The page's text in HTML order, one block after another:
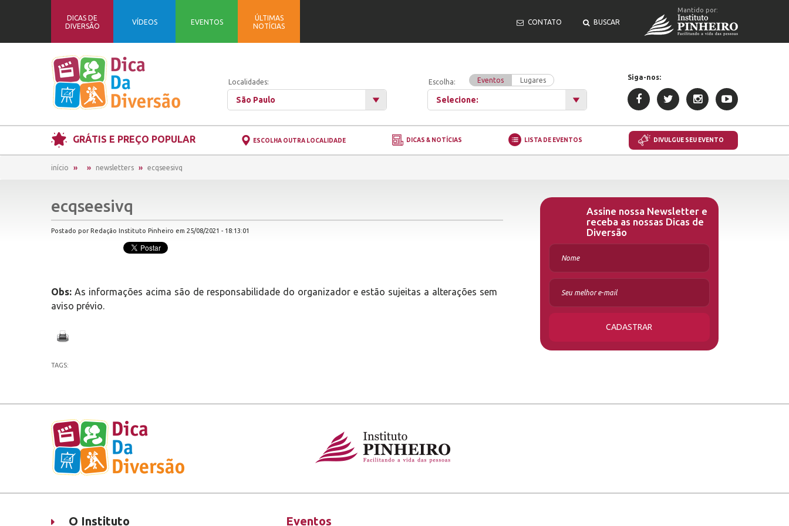
DICAS DE
DIVERSÃO
VÍDEOS EVENTOS
ÚLTIMAS
NOTÍCIAS
CONTATO BUSCAR
Mantido por:
Localidades:
São Paulo
Escolha: Eventos Lugares
Selecione:
Siga-nos:
GRÁTIS E PREÇO POPULAR ESCOLHA OUTRA LOCALIDADE DICAS & NOTÍCIAS LISTA DE EVENTOS DIVULGUE SEU EVENTO
início newsletters ecqseesivq
ecqseesivq
Postado por Redação Instituto Pinheiro em 25/08/2021 - 18:13:01
Obs: As informações acima são de responsabilidade do organizador e estão sujeitas a alterações sem
aviso prévio.
TAGS:
Assine nossa Newsletter e
receba as nossas Dicas de
Diversão
CADASTRAR
O Instituto Eventos